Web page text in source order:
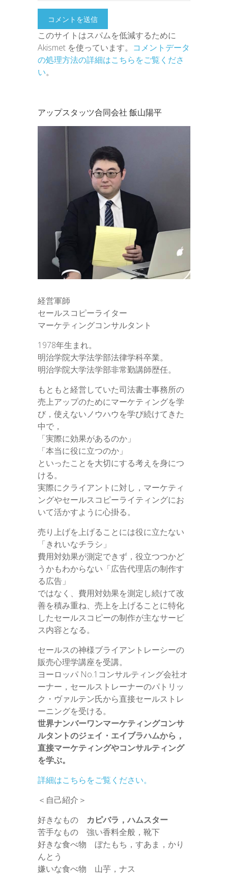
このサイトはスパムを低減するために
Akismet を使っています。 コメントデータ
の処理方法の詳細はこちらをご覧くださ
い。
アップスタッツ合同会社 飯山陽平
経営軍師
セールスコピーライター
マーケティングコンサルタント
1978年生まれ。
明治学院大学法学部法律学科卒業。
明治学院大学法学部非常勤講師歴任。
もともと経営していた司法書士事務所の
売上アップのためにマーケティングを学
び，使えないノウハウを学び続けてきた
中で，
「実際に効果があるのか」
「本当に役に立つのか」
といったことを大切にする考えを身につ
ける。
実際にクライアントに対し，マーケティ
ングやセールスコピーライティングにお
いて活かすように心掛る。
売り上げを上げることには役に立たない
「きれいなチラシ」
費用対効果が測定できず，役立つつかど
うかもわからない「広告代理店の制作す
る広告」
ではなく、費用対効果を測定し続けて改
善を積み重ね、売上を上げることに特化
したセールスコピーの制作が主なサービ
ス内容となる。
セールスの神様ブライアントレーシーの
販売心理学講座を受講。
ヨーロッパ No.1コンサルティング会社オ
ーナー，セールストレーナーのパトリッ
ク・ヴァルテン氏から直接セールストレ
ーニングを受ける。
世界ナンバーワンマーケティングコンサ
ルタントのジェイ・エイブラハムから，
直接マーケティングやコンサルティング
を学ぶ。
詳細はこちらをご覧ください。
＜自己紹介＞
好きなもの カピバラ，ハムスター
苦手なもの 強い香料全般，靴下
好きな食べ物 ぼたもち，すあま，かり
んとう
嫌いな食べ物 山芋，ナス